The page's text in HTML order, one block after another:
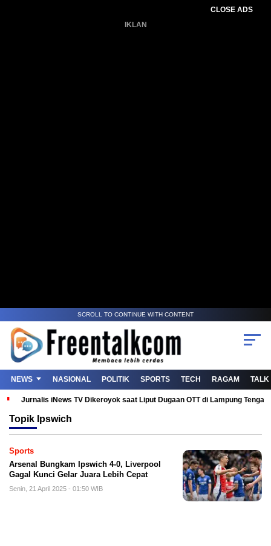
CLOSE ADS
IKLAN
SCROLL TO CONTINUE WITH CONTENT
NEWS NASIONAL POLITIK SPORTS TECH RAGAM TALK
Jurnalis iNews TV Dikeroyok saat Liput Dugaan OTT di Lampung
Topik Ipswich
Sports
Arsenal Bungkam Ipswich 4-0, Liverpool
Gagal Kunci Gelar Juara Lebih Cepat
Senin, 21 April 2025 - 01:50 WIB